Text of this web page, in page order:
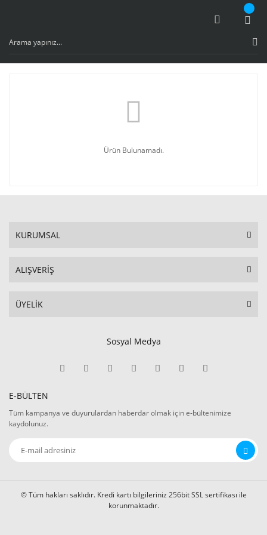
Ürün Bulunamadı.
KURUMSAL
ALIŞVERİŞ
ÜYELİK
Sosyal Medya
E-BÜLTEN
Tüm kampanya ve duyurulardan haberdar olmak için e-bültenimize
kaydolunuz.
© Tüm hakları saklıdır. Kredi kartı bilgileriniz 256bit SSL sertifikası ile
korunmaktadır.